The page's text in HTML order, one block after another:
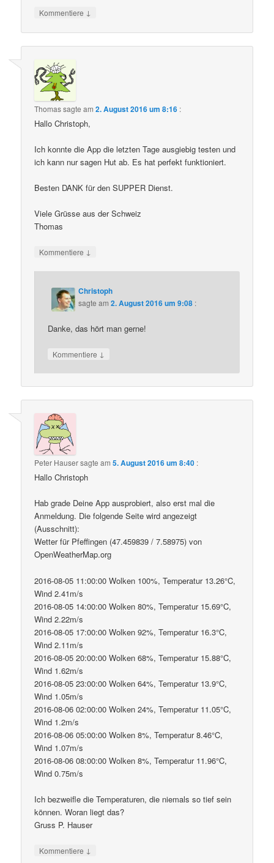
Kommentiere ↓
Thomassagte am2. August 2016 um 8:16 :
Hallo Christoph,
Ich konnte die App die letzten Tage ausgiebig testen und
ich kann nur sagen Hut ab. Es hat perfekt funktioniert.
Besten DANK für den SUPPER Dienst.
Viele Grüsse aus der Schweiz
Thomas
Kommentiere ↓
Christoph
sagte am2. August 2016 um 9:08 :
Danke, das hört man gerne!
Kommentiere ↓
Peter Hausersagte am5. August 2016 um 8:40 :
Hallo Christoph
Hab grade Deine App ausprobiert, also erst mal die
Anmeldung. Die folgende Seite wird angezeigt
(Ausschnitt):
Wetter für Pfeffingen (47.459839 / 7.58975) von
OpenWeatherMap.org
2016-08-05 11:00:00 Wolken 100%, Temperatur 13.26°C,
Wind 2.41m/s
2016-08-05 14:00:00 Wolken 80%, Temperatur 15.69°C,
Wind 2.22m/s
2016-08-05 17:00:00 Wolken 92%, Temperatur 16.3°C,
Wind 2.11m/s
2016-08-05 20:00:00 Wolken 68%, Temperatur 15.88°C,
Wind 1.62m/s
2016-08-05 23:00:00 Wolken 64%, Temperatur 13.9°C,
Wind 1.05m/s
2016-08-06 02:00:00 Wolken 24%, Temperatur 11.05°C,
Wind 1.2m/s
2016-08-06 05:00:00 Wolken 8%, Temperatur 8.46°C,
Wind 1.07m/s
2016-08-06 08:00:00 Wolken 8%, Temperatur 11.96°C,
Wind 0.75m/s
Ich bezweifle die Temperaturen, die niemals so tief sein
können. Woran liegt das?
Gruss P. Hauser
Kommentiere ↓